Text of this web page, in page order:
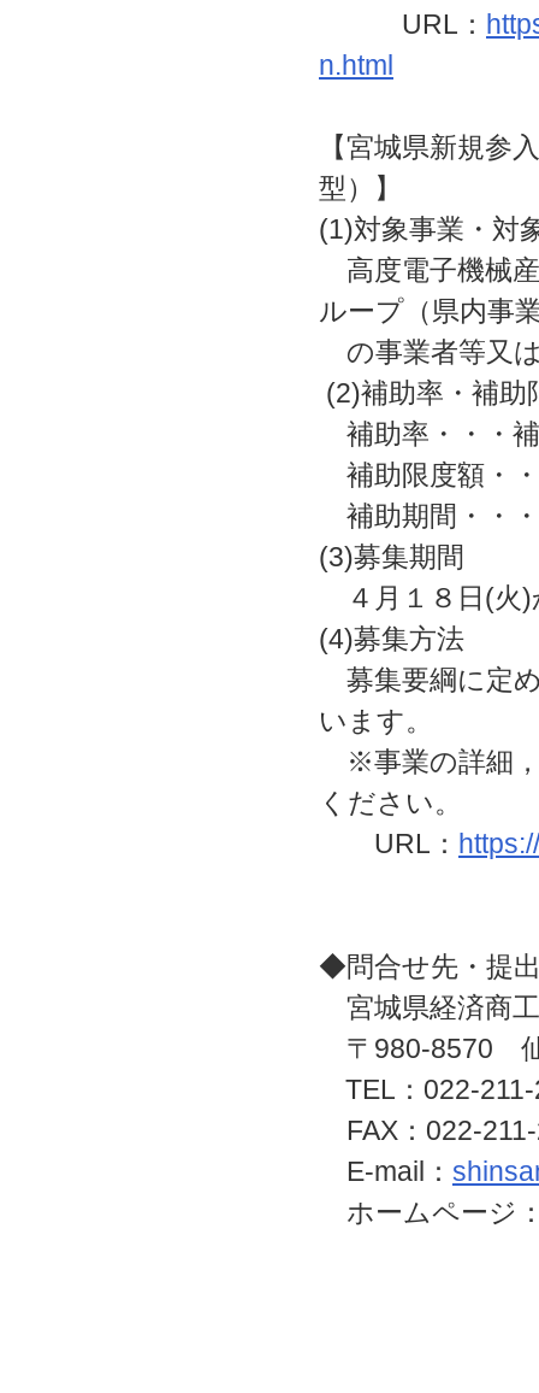
URL：
n.html
【宮城県新規参
型）】
(1)対象事業・対
高度電子機械
ループ（県内事
の事業者等又
(2)補助率・補助
補助率・・・
補助限度額・
補助期間・・
(3)募集期間
４月１８日(火)
(4)募集方法
募集要綱に定
います。
※事業の詳細，
ください。
URL：
◆問合せ先・提
宮城県経済商
〒980-8570 仙
TEL：022-
FAX：022-
E-mail：
ホームページ